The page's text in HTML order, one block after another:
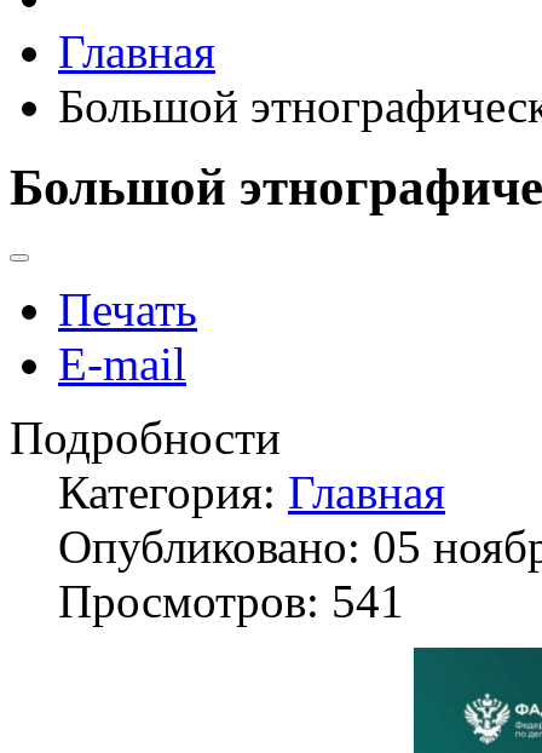
Главная
Большой
Большой
Печать
E-mail
Подробности
Категория: Главная
Опубликовано: 05
Просмотров: 541